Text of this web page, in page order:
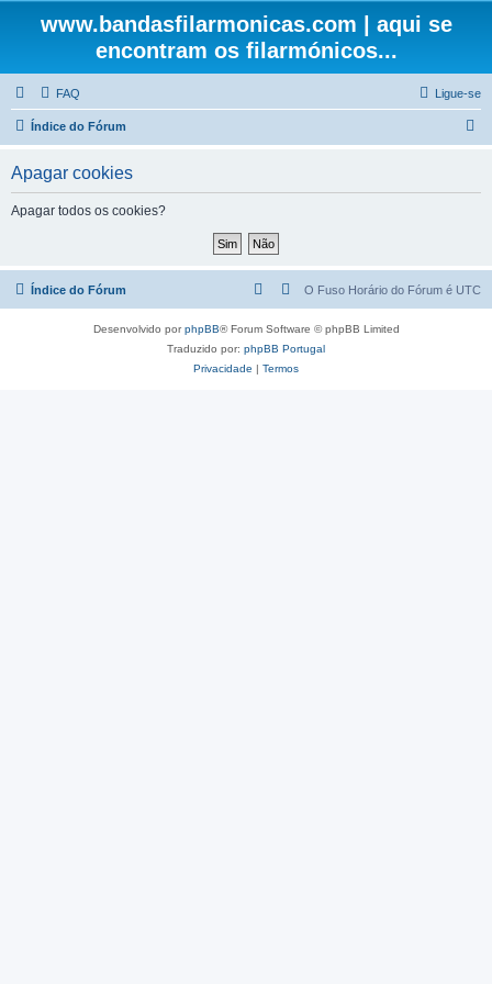
www.bandasfilarmonicas.com | aqui se
encontram os filarmónicos...
FAQ Ligue-se
Índice do Fórum
a
Apagar cookies
Apagar todos os cookies?
Índice do Fórum O Fuso Horário do Fórum é UTC
Desenvolvido porphpBB® Forum Software © phpBB Limited
Traduzido por: phpBB Portugal
Privacidade | Termos